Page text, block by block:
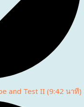
and Test II (9:42 นาที)